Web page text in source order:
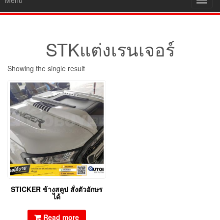
STKแต่งเรนเจอร์
Showing the single result
STICKER ข้างสคูป สั่งตัวอักษร
ได้
Read more